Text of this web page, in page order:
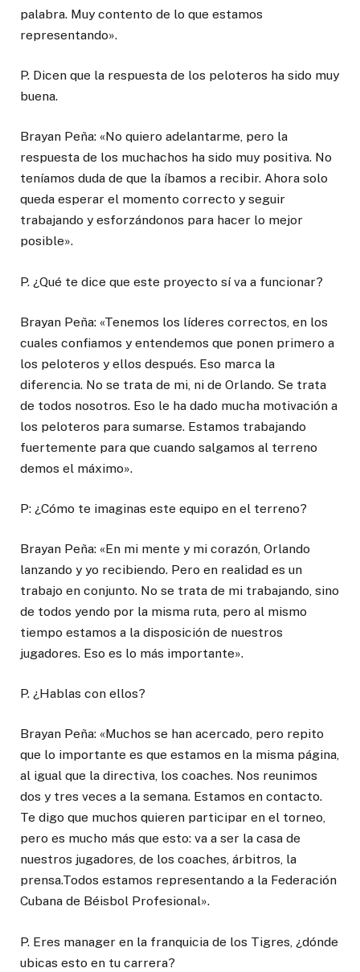
palabra. Muy contento de lo que estamos
representando».
P. Dicen que la respuesta de los peloteros ha sido muy
buena.
Brayan Peña: «No quiero adelantarme, pero la
respuesta de los muchachos ha sido muy positiva. No
teníamos duda de que la íbamos a recibir. Ahora solo
queda esperar el momento correcto y seguir
trabajando y esforzándonos para hacer lo mejor
posible».
P. ¿Qué te dice que este proyecto sí va a funcionar?
Brayan Peña: «Tenemos los líderes correctos, en los
cuales confiamos y entendemos que ponen primero a
los peloteros y ellos después. Eso marca la
diferencia. No se trata de mi, ni de Orlando. Se trata
de todos nosotros. Eso le ha dado mucha motivación a
los peloteros para sumarse. Estamos trabajando
fuertemente para que cuando salgamos al terreno
demos el máximo».
P: ¿Cómo te imaginas este equipo en el terreno?
Brayan Peña: «En mi mente y mi corazón, Orlando
lanzando y yo recibiendo. Pero en realidad es un
trabajo en conjunto. No se trata de mi trabajando, sino
de todos yendo por la misma ruta, pero al mismo
tiempo estamos a la disposición de nuestros
jugadores. Eso es lo más importante».
P. ¿Hablas con ellos?
Brayan Peña: «Muchos se han acercado, pero repito
que lo importante es que estamos en la misma página,
al igual que la directiva, los coaches. Nos reunimos
dos y tres veces a la semana. Estamos en contacto.
Te digo que muchos quieren participar en el torneo,
pero es mucho más que esto: va a ser la casa de
nuestros jugadores, de los coaches, árbitros, la
prensa.Todos estamos representando a la Federación
Cubana de Béisbol Profesional».
P. Eres manager en la franquicia de los Tigres, ¿dónde
ubicas esto en tu carrera?